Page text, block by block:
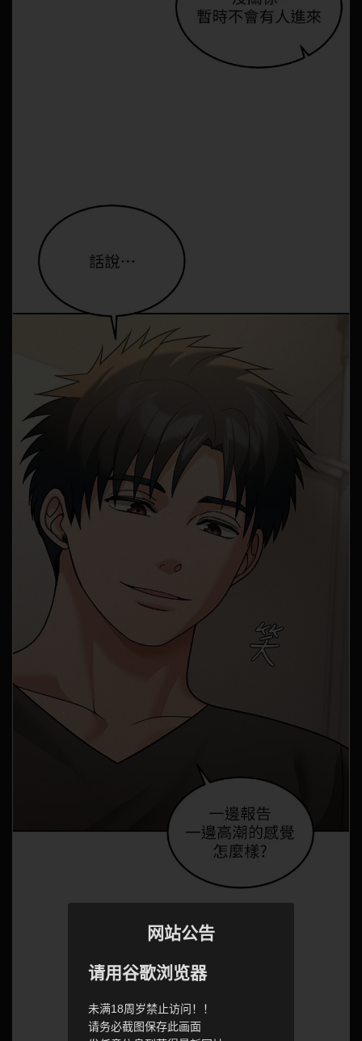
网站公告
请用谷歌浏览器
未满18周岁禁止访问！！
请务必截图保存此画面